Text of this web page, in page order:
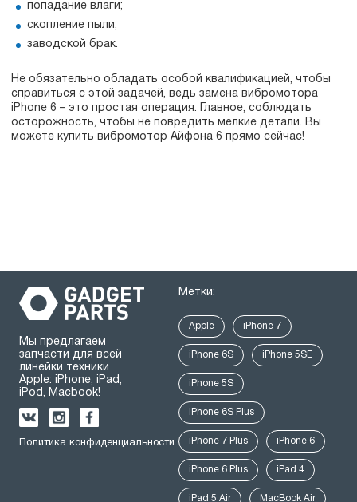
попадание влаги;
скопление пыли;
заводской брак.
Не обязательно обладать особой квалификацией, чтобы
справиться с этой задачей, ведь замена вибромотора
iPhone 6 – это простая операция. Главное, соблюдать
осторожность, чтобы не повредить мелкие детали. Вы
можете купить вибромотор Айфона 6 прямо сейчас!
Мы предлагаем
запчасти для всей
линейки техники
Apple: iPhone, iPad,
iPod, Macbook!
Политика конфиденциальности
Метки:
Apple iPhone 7
iPhone 6S iPhone 5SE
iPhone 5S
iPhone 6S Plus
iPhone 7 Plus iPhone 6
iPhone 6 Plus iPad 4
iPad 5 Air MacBook Air